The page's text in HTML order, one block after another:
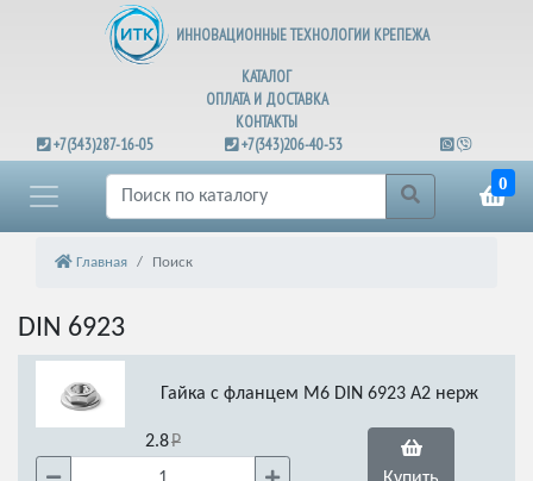
ИННОВАЦИОННЫЕ ТЕХНОЛОГИИ КРЕПЕЖА
КАТАЛОГ
ОПЛАТА И ДОСТАВКА
КОНТАКТЫ
+7(343)287-16-05
+7(343)206-40-53
0
Главная Поиск
DIN 6923
Гайка с фланцем М6 DIN 6923 А2 нерж
2.8